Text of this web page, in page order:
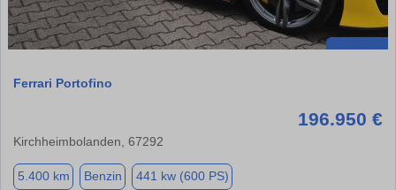
Ferrari Portofino
196.950 €
Kirchheimbolanden, 67292
5.400 km Benzin 441 kw (600 PS)